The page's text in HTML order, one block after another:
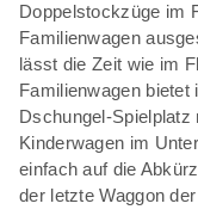
Doppelstockzüge im
Familienwagen
lässt die Zeit wie im
Familienwagen bietet
Dschungel-
Kinderwagen im
einfach auf die
der letzte Waggon